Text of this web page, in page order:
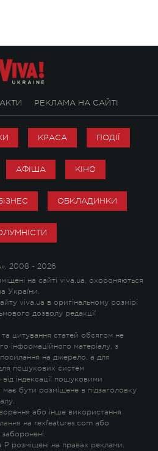
РЕКЛАМА НА САЙТІ
КРАСА ПОДІЇ
АФІША КІНО
ОБКЛАДИНКИ
2008 - 2026
на сайті viva.ua, охороняються
України.
viva.ua в оригінальному розмірі
дозволу редакції
та цитування статей обсягом не
інформаційного матеріалу, з
на джерело, а для
пошукових систем
індексації пошуковими
бути розміщене в підзаголовку
або інше використання
на rexfeatures.com або
P розміщені на правах реклами.